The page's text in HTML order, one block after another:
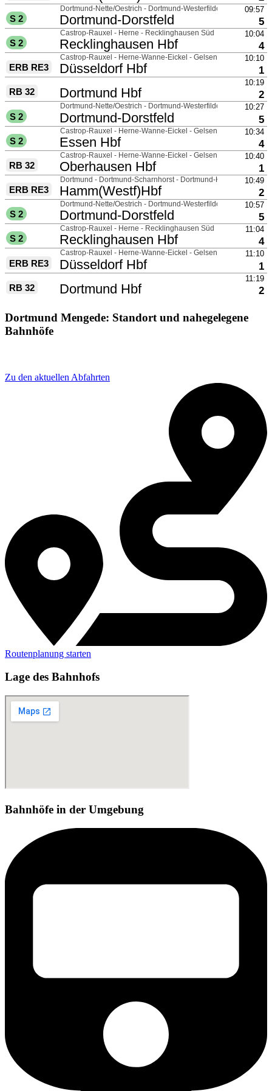
Dortmund Mengede: Standort und nahegelegene
Bahnhöfe
Zu den aktuellen Abfahrten
Routenplanung starten
Lage des Bahnhofs
Bahnhöfe in der Umgebung